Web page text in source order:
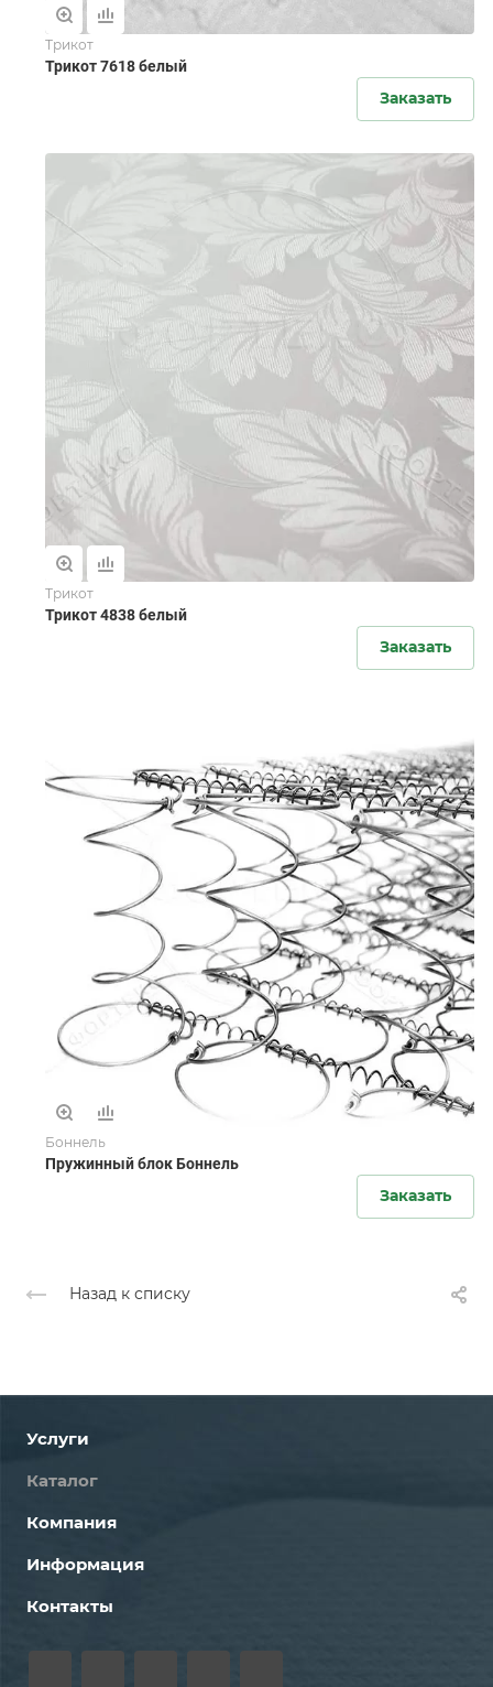
Трикот
Трикот 7618 белый
Заказать
Трикот
Трикот 4838 белый
Заказать
Боннель
Пружинный блок Боннель
Заказать
Назад к списку
Услуги
Каталог
Компания
Информация
Контакты